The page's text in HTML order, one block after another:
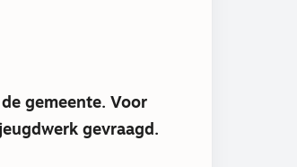
gemeente. Voor
gevraagd.